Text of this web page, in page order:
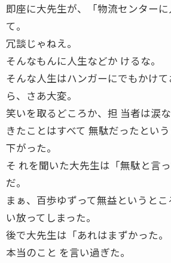
即座に大先生が、「物流センター
て。
冗談じゃねえ。
そんなもんに人生などか けるな。
そんな人生はハンガーにでもかけ
ら、さあ大変。
笑いを取るどころか、担 当者は涙
きたことはすべて 無駄だったとい
下がった。
そ れを聞いた大先生は「無駄と言
だ。
まぁ、百歩ゆずって無益というと
い放ってしまった。
後で大先生は「あれはまずかった。
本当のこと を言い過ぎた。